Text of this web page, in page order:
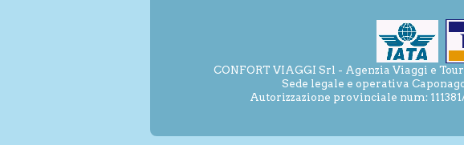
CONFORT VIAGGI Srl - Agenzia Viaggi e
Sede legale e operativa
Autorizzazione provinciale num: